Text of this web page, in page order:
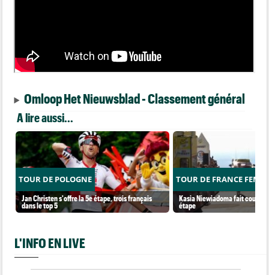
Omloop Het Nieuwsblad - Classement général
A lire aussi...
TOUR DE POLOGNE
Jan Christen s'offre la 5e étape, trois français
dans le top 5
TOUR DE FRANCE
Kasia Niewiadoma fait coup
étape
L'INFO EN LIVE